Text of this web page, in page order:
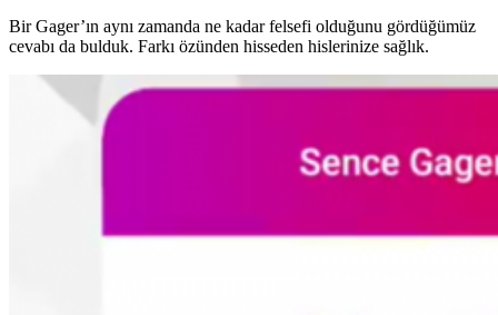
Bir Gager’ın aynı zamanda ne kadar felsefi olduğunu gördüğümüz
cevabı da bulduk. Farkı özünden hisseden hislerinize sağlık.